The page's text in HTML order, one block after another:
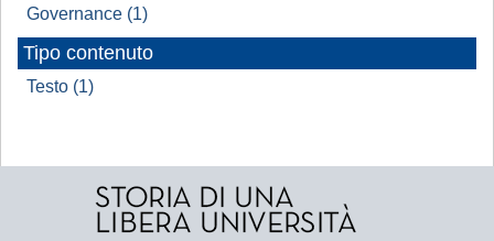
Governance (1)
Tipo contenuto
Testo (1)